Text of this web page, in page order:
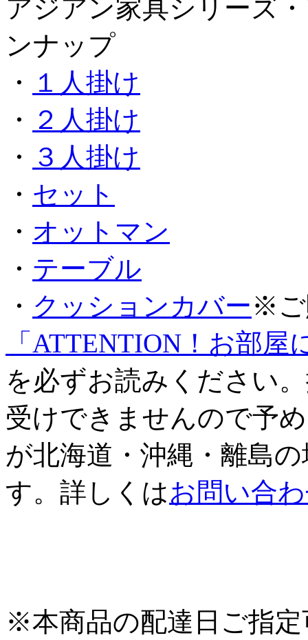
アジアン家具シリーズ
ンナップ
・
１人掛け
・
２人掛け
・ ３人掛け
・ セット
・ オットマン
・ テーブル
・ クッションカバー※ご
「ATTENTION！お部
を必ずお読みください
受けできませんので予
が北海道・沖縄・離島
す。詳しくはお問い合
※本商品の配達日ご指